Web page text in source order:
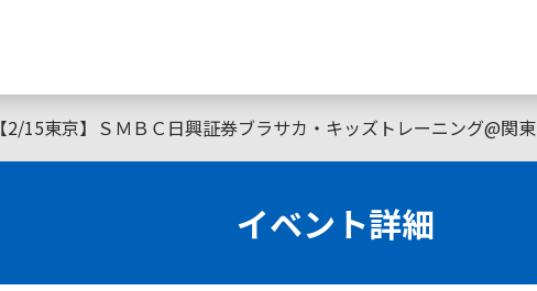
【2/15東京】ＳＭＢＣ日興証券ブラサカ・キッズトレーニング@関東
イベント詳細